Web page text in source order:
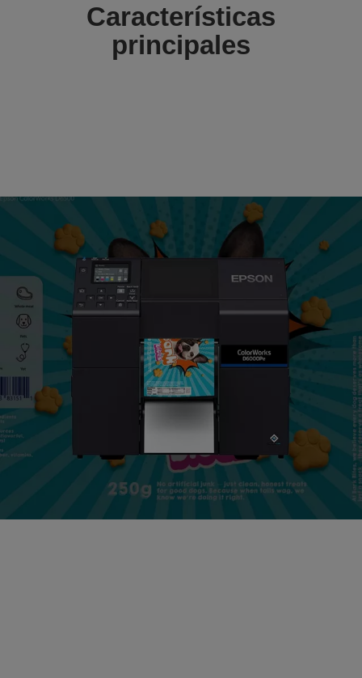
Características
principales